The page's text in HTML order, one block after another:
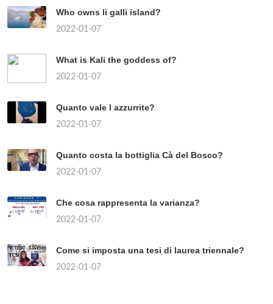
Who owns li galli island?
2022-01-07
What is Kali the goddess of?
2022-01-07
Quanto vale l azzurrite?
2022-01-07
Quanto costa la bottiglia Cà del Bosco?
2022-01-07
Che cosa rappresenta la varianza?
2022-01-07
Come si imposta una tesi di laurea triennale?
2022-01-07